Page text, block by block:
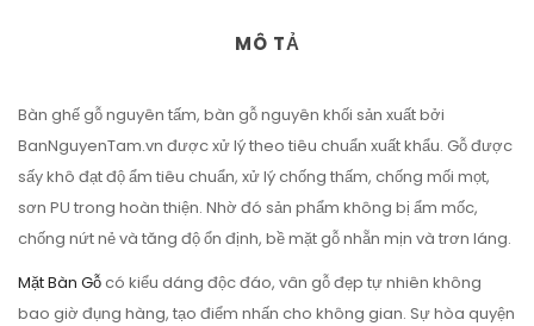
MÔ TẢ
Bàn ghế gỗ nguyên tấm, bàn gỗ nguyên khối sản xuất bởi
BanNguyenTam.vn được xử lý theo tiêu chuẩn xuất khẩu. Gỗ được
sấy khô đạt độ ẩm tiêu chuẩn, xử lý chống thấm, chống mối mọt,
sơn PU trong hoàn thiện. Nhờ đó sản phẩm không bị ẩm mốc,
chống nứt nẻ và tăng độ ổn định, bề mặt gỗ nhẵn mịn và trơn láng.
Mặt Bàn Gỗcó kiểu dáng độc đáo, vân gỗ đẹp tự nhiên không
bao giờ đụng hàng, tạo điểm nhấn cho không gian. Sự hòa quyện